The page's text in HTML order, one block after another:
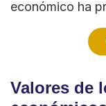
económico ha
Valores de